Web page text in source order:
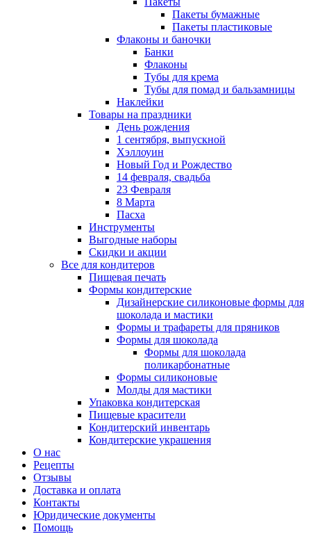
Пакеты бумажные
Пакеты пластиковые
Флаконы и баночки
Банки
Флаконы
Тубы для крема
Тубы для помад и бальзамницы
Наклейки
Товары на праздники
День рождения
1 сентября, выпускной
Хэллоуин
Новый Год и Рождество
14 февраля, свадьба
23 Февраля
8 Марта
Пасха
Инструменты
Выгодные наборы
Скидки и акции
Все для кондитеров
Пищевая печать
Формы кондитерские
Дизайнерские силиконовые формы для
шоколада и мастики
Формы и трафареты для пряников
Формы для шоколада
Формы для шоколада
поликарбонатные
Формы силиконовые
Молды для мастики
Упаковка кондитерская
Пищевые красители
Кондитерский инвентарь
Кондитерские украшения
О нас
Рецепты
Отзывы
Доставка и оплата
Контакты
Юридические документы
Помощь